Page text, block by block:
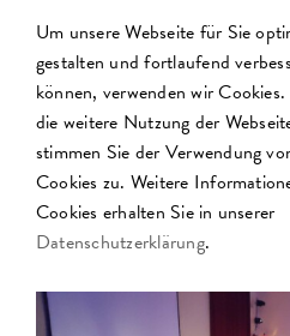
Inhalt
springen
Um unsere Webseite für Sie
gestalten und fortlaufend
können, verwenden wir
die weitere Nutzung der
stimmen Sie der Verwendung
Cookies zu. Weitere
Cookies erhalten Sie in unserer
Datenschutzerklärung.